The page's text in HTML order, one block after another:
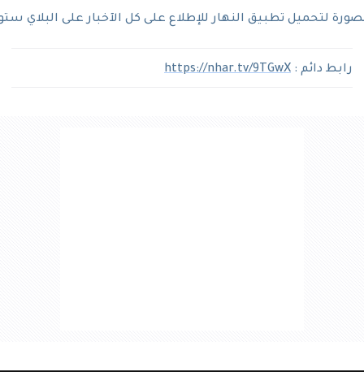
لتحميل تطبيق النهار للإطلاع على كل الآخبار على البلاي
رابط دائم : https://nhar.tv/9TGwX